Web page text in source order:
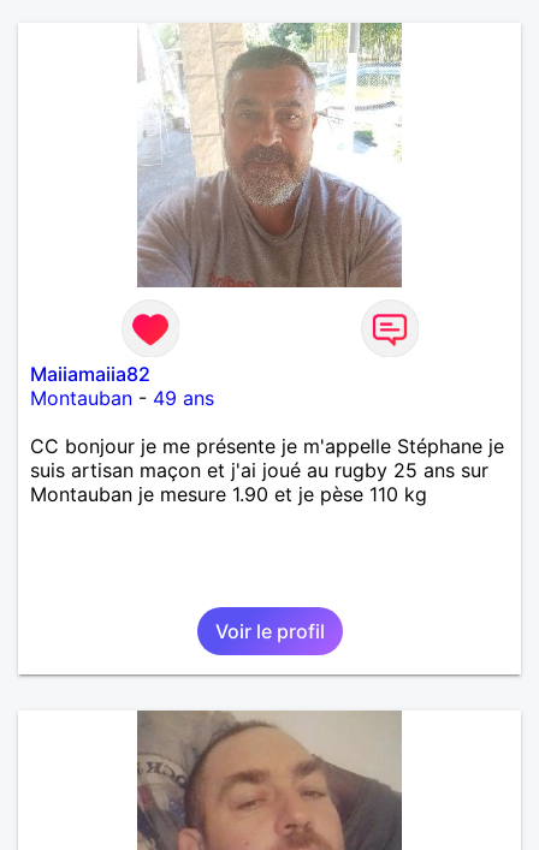
Maiiamaiia82
Montauban - 49 ans
CC bonjour je me présente je m'appelle Stéphane je
suis artisan maçon et j'ai joué au rugby 25 ans sur
Montauban je mesure 1.90 et je pèse 110 kg
Voir le profil